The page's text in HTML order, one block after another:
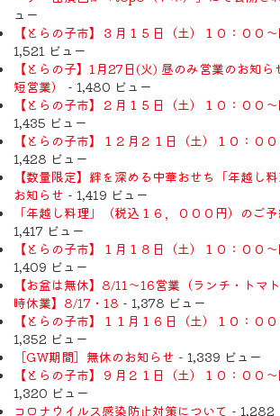
ュー
【とらの子市】３月１５日（土）１０：００
1,521 ビュー
【とらの子】1月27日(火) 昼のみ営業のお知
短営業）
- 1,480 ビュー
【とらの子市】２月１５日（土）１０：００
1,435 ビュー
【とらの子市】１２月２１日（土）１０：０
1,428 ビュー
【数量限定】絆を深める中華おせち「年越し
お知らせ - 1,419 ビュー
「年越し料理」（税込１６，０００円）のご
1,417 ビュー
【とらの子市】１月１８日（土）１０：００
1,409 ビュー
【お盆は無休】8/11〜16営業（ランチ・トマ
時休業】8/17・18 - 1,378 ビュー
【とらの子市】１１月１６日（土）１０：０
1,352 ビュー
［GW期間］無休のお知らせ - 1,339 ビュー
【とらの子市】９月２１日（土）１０：００
1,320 ビュー
コロナウイルス感染防止対策について - 1,282